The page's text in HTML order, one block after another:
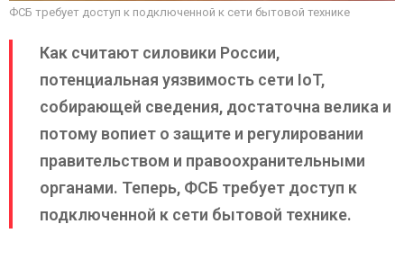
ФСБ требует доступ к подключенной к сети бытовой технике
Как считают силовики России,
потенциальная уязвимость сети IoT,
собирающей сведения, достаточна велика и
потому вопиет о защите и регулировании
правительством и правоохранительными
органами. Теперь, ФСБ требует доступ к
подключенной к сети бытовой технике.